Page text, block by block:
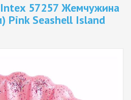
57257 Жемчужина
Pink Seashell Island